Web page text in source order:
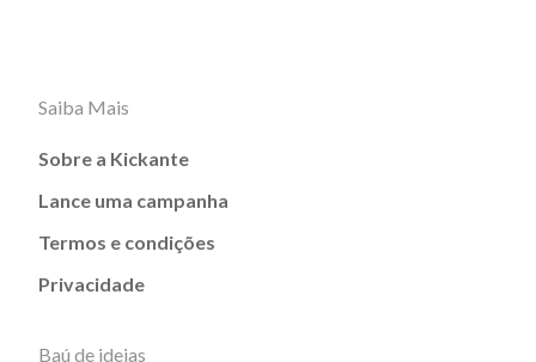
Saiba Mais
Sobre a Kickante
Lance uma campanha
Termos e condições
Privacidade
Baú de ideias